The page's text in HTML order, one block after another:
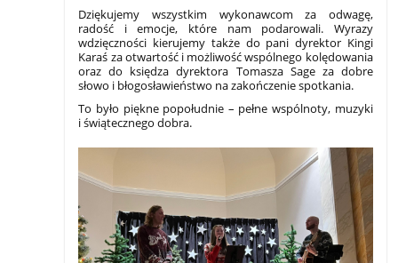
Dziękujemy wszystkim wykonawcom za odwagę,
radość i emocje, które nam podarowali. Wyrazy
wdzięczności kierujemy także do pani dyrektor Kingi
Karaś za otwartość i możliwość wspólnego kolędowania
oraz do księdza dyrektora Tomasza Sage za dobre
słowo i błogosławieństwo na zakończenie spotkania.
To było piękne popołudnie – pełne wspólnoty, muzyki
i świątecznego dobra.